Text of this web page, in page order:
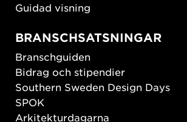
Guidad visning
BRANSCHSATSNINGAR
Branschguiden
Bidrag och stipendier
Southern Sweden Design Days
SPOK
Arkitekturdagarna